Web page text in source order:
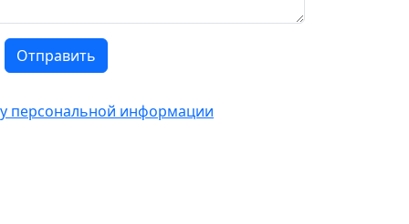
Отправить
персональной информации